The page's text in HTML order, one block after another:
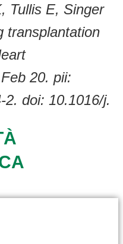
Tullis E, Singer
transplantation
20. pii:
2. doi: 10.1016/j.